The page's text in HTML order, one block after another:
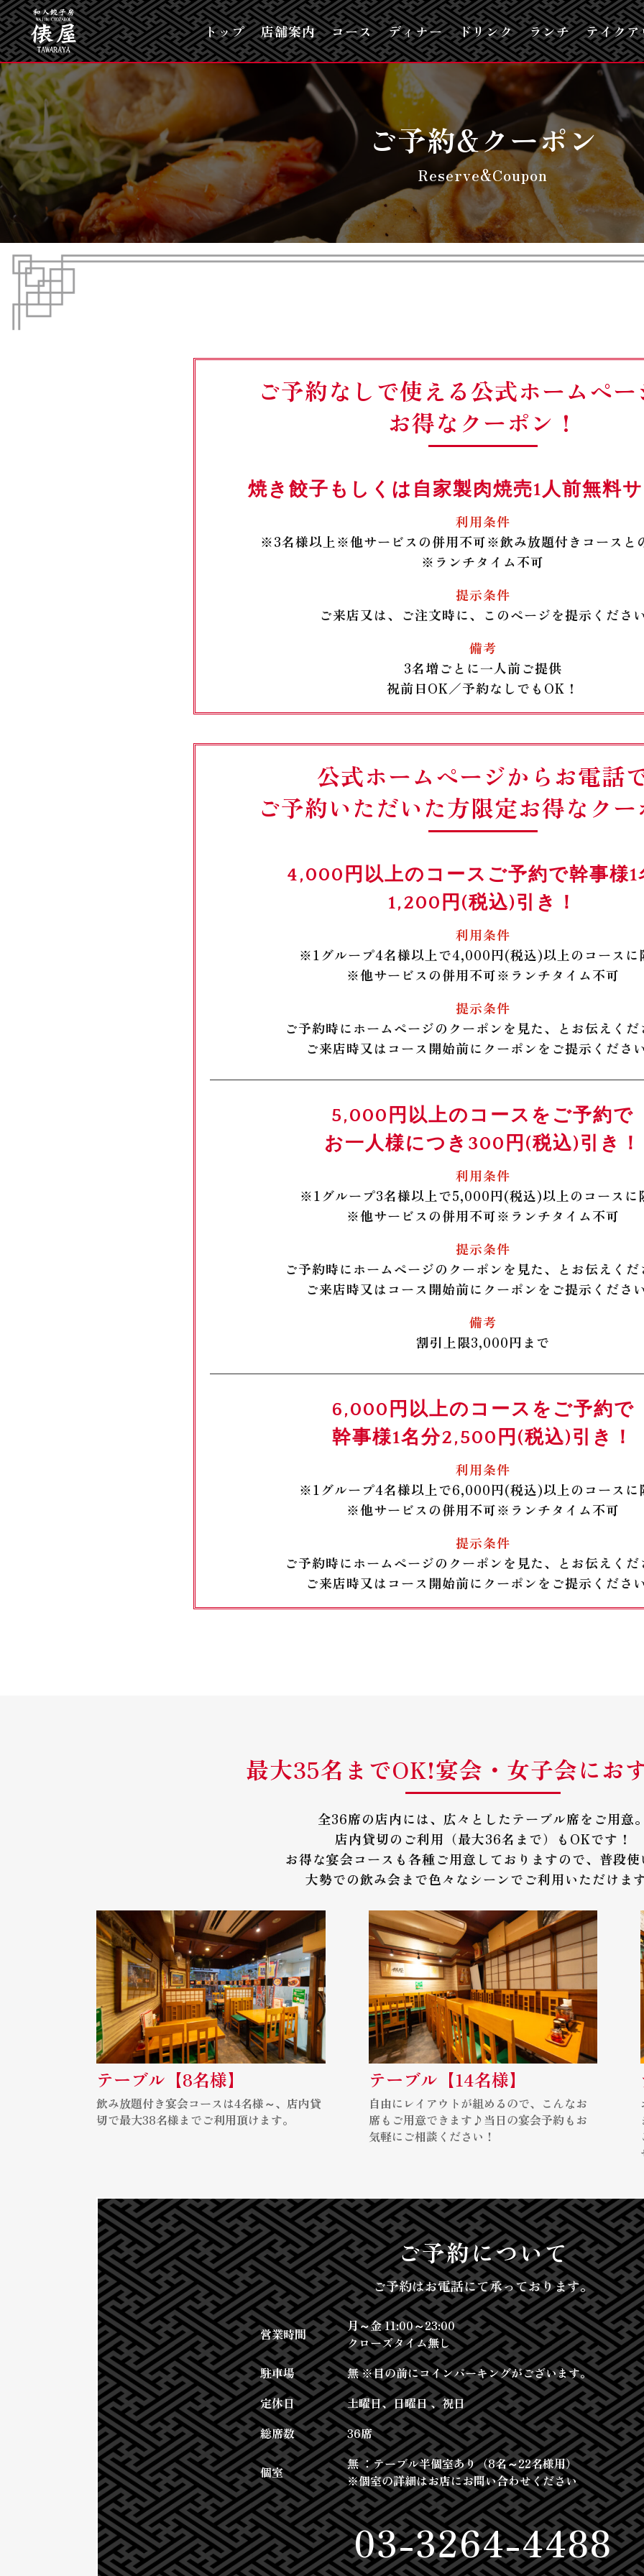
トップ 店舗案内 コース ディナー ドリンク ランチ テイク
ご予約&クーポン
Reserve&Coupon
ご予約なしで使える公式ホームペー
お得なクーポン！
焼き餃子もしくは自家製肉焼売1人前無料
利用条件
※3名様以上※他サービスの併用不可※飲み放題付きコースと
※ ランチタイム不可
提示条件
ご来店又は、ご注文時に、このページを提示ください
備考
3名増ごとに一人前ご提供
祝前日OK／予約なしでもOK！
公式ホームページからお電話
ご予約いただいた方限定お得なクー
4,000円以上のコースご予約で幹事様1
1,200円(税込)引き！
利用条件
※1グループ4名様以上で4,000円(税込)以上のコースに
※他サービスの併用不可※ ランチタイム不可
提示条件
ご予約時にホームページのクーポンを見た、とお伝えくだ
ご来店時又はコース開始前にクーポンをご提示ください
5,000円以上のコースをご予約で
お一人様につき300円(税込)引き！
利用条件
※1グループ3名様以上で5,000円(税込)以上のコースに
※他サービスの併用不可※ ランチタイム不可
提示条件
ご予約時にホームページのクーポンを見た、とお伝えくだ
ご来店時又はコース開始前にクーポンをご提示ください
備考
割引上限3,000円まで
6,000円以上のコースをご予約で
幹事様1名分2,500円(税込)引き！
利用条件
※1グループ4名様以上で6,000円(税込)以上のコースに
※他サービスの併用不可※ ランチタイム不可
提示条件
ご予約時にホームページのクーポンを見た、とお伝えくだ
ご来店時又はコース開始前にクーポンをご提示ください
最大35名までOK!宴会・女子会にお
全36席の店内には、広々としたテーブル席をご用意。
店内貸切のご利用（最大36名まで）もOKです！
お得な宴会コースも各種ご用意しておりますので、普段使
大勢での飲み会まで色々なシーンでご利用いただけま
テーブル【8名様】
飲み放題付き宴会コースは4名様～、店内貸
切で最大38名様までご利用頂けます。
テーブル【14名様】
自由にレイアウトが組めるので、こんなお
席もご用意できます♪当日の宴会予約もお
気軽にご相談ください！
ご予約について
ご予約はお電話にて承っております。
営業時間
月～金 11:00～23:00
クローズタイム無し
駐車場
無 ※目の前にコインパーキングがございます。
定休日
土曜日、日曜日 、祝日
総席数
36席
個室
無 ：テーブル半個室あり（8名～22名様用）
※個室の詳細はお店にお問い合わせください
03-3264-4488